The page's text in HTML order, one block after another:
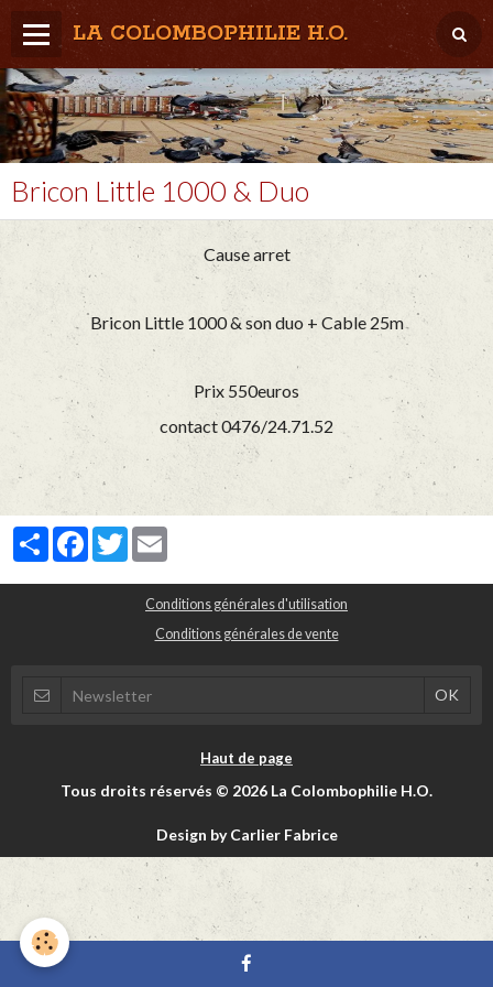
LA COLOMBOPHILIE H.O.
Home
Météo / Het weer
Lâcher / Los
Result. clubs, Provincial, (Inter)National
RFCB / KBDB
Bricon Little 1000 & Duo
Cause arret
Bricon Little 1000 & son duo + Cable 25m
Prix 550euros
contact 0476/24.71.52
PartagerFacebook
Twitter
Conditions générales d'utilisation
Conditions générales de vente
Haut de page
Tous droits réservés © 2026 La Colombophilie H.O.
Design by Carlier Fabrice